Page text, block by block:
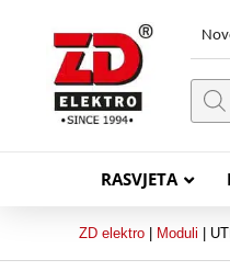
RASVJETA
ZD elektro Moduli